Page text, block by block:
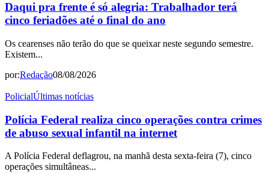
Daqui pra frente é só alegria: Trabalhador terá
cinco feriadões até o final do ano
Os cearenses não terão do que se queixar neste segundo semestre.
Existem...
por:Redação08/08/2026
PolicialÚltimas notícias
Polícia Federal realiza cinco operações contra crimes
de abuso sexual infantil na internet
A Polícia Federal deflagrou, na manhã desta sexta-feira (7), cinco
operações simultâneas...